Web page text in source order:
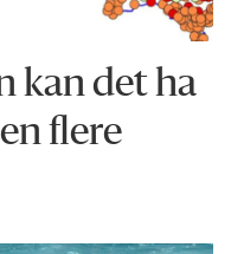
kan det ha
flere